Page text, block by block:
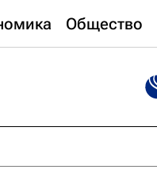
Общество